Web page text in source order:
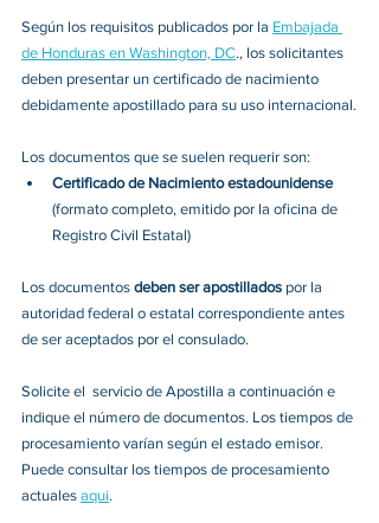
Según los requisitos publicados por la Embajada
de Honduras en Washington, DC., los solicitantes
deben presentar un certificado de nacimiento
debidamente apostillado para su uso internacional.
Los documentos que se suelen requerir son:
Certificado de Nacimiento estadounidense
(formato completo, emitido por la oficina de
Registro Civil Estatal)
Los documentos deben ser apostillados por la
autoridad federal o estatal correspondiente antes
de ser aceptados por el consulado.
Solicite el  servicio de Apostilla a continuación e
indique el número de documentos. Los tiempos de
procesamiento varían según el estado emisor.
Puede consultar los tiempos de procesamiento
actuales aqui.